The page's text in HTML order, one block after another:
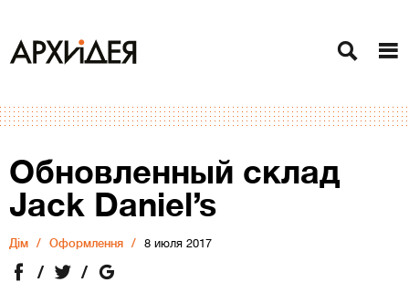
Обновленный склад
Jack Daniel’s
Дiм Оформлення 8 июля 2017